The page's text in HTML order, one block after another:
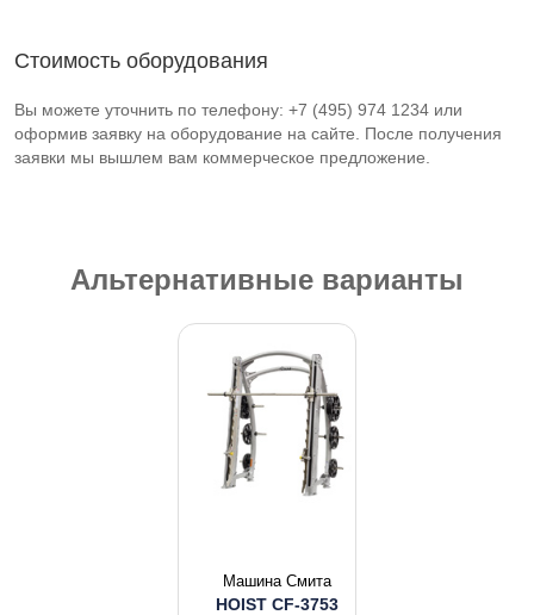
Стоимость оборудования
Вы можете уточнить по телефону: +7 (495) 974 1234 или
оформив заявку на оборудование на сайте. После получения
заявки мы вышлем вам коммерческое предложение.
Альтернативные варианты
Машина Смита
HOIST CF-3753